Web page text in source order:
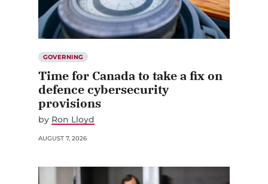
GOVERNING
Time for Canada to take a fix on
defence cybersecurity
provisions
by Ron Lloyd
AUGUST 7, 2026